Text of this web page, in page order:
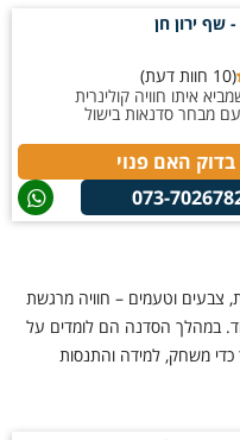
שף ירון חן
(10 חוות דעת)
איתו חוויה קולינרית
מבחר סדנאות בישול
בדוק האם פנוי
073-
צבעים וטעמים – חוויה מרגשת
במהלך הסדנה הם לומדים על
כדי משחק, למידה והתנסות
מערבבים, לשים בצק ומכינים